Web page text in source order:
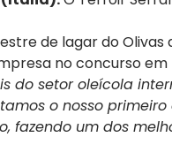
de lagar do
no concurso em
do setor oleícola
o nosso
fazendo um dos